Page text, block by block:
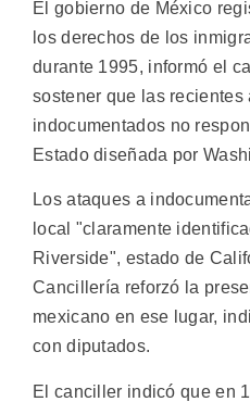
El gobierno de México
los derechos de los
durante 1995, informó el
sostener que las recientes
indocumentados no
Estado diseñada por
Los ataques a
local "claramente
Riverside", estado de
Cancillería reforzó la
mexicano en ese lugar,
con diputados.
El canciller indicó que en